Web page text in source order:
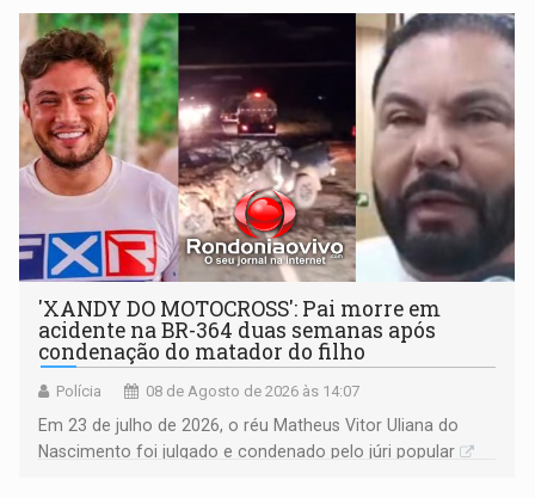
'XANDY DO MOTOCROSS': Pai morre em
acidente na BR-364 duas semanas após
condenação do matador do filho
Polícia 08 de Agosto de 2026 às 14:07
Em 23 de julho de 2026, o réu Matheus Vitor Uliana do
Nascimento foi julgado e condenado pelo júri popular